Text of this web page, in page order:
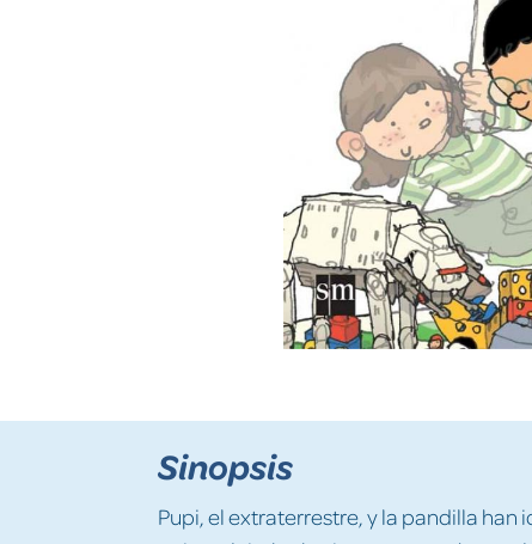
Sinopsis
Pupi, el extraterrestre, y la pandilla han